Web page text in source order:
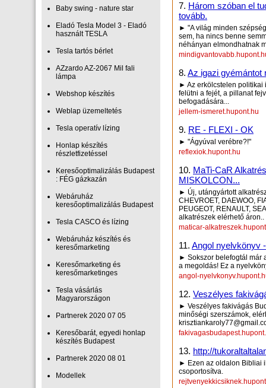
Baby swing - nature star
Eladó Tesla Model 3 - Eladó
használt TESLA
Tesla tartós bérlet
AZzardo AZ-2067 Mil fali
lámpa
Webshop készítés
Weblap üzemeltetés
Tesla operatív lízing
Honlap készítés
részletfizetéssel
Keresőoptimalizálás Budapest
: FÉG gázkazán
Webáruház
keresőoptimalizálás Budapest
Tesla CASCO és lízing
Webáruház készítés és
keresőmarketing
Keresőmarketing és
keresőmarketinges
Tesla vásárlás
Magyarországon
Partnerek 2020 07 05
Keresőbarát, egyedi honlap‎
készítés Budapest
Partnerek 2020 08 01
Modellek
7. Három szóban el
tovább.
► "A világ minden
sem, ha nincs benne
néhányan elmondhatnak
8. Az igazi gyémántot
► Az erkölcstelen politikai
felütni a fejét, a pillanat
befogadására...
jellem-ismeret.hupont.hu
9. RE - FLEXI - OK
► "Ágyúval verébre?!"
reflexiok.hupont.hu
10. MaTi-CaR
MISKOLCON...
► Új, utángyártott
CHEVROET, DAEWOO,
PEUGEOT, RENAULT,
alkatrészek elérhető áron..
maticar-
11. Angol nyelvkönyv
► Sokszor belefogtál már
a megoldás! Ez a
angol-
12. Veszélyes
► Veszélyes fakivágás
minőségi szerszámok,
13. http://
► Ezen az oldalon Bibliai
csoportosítva.